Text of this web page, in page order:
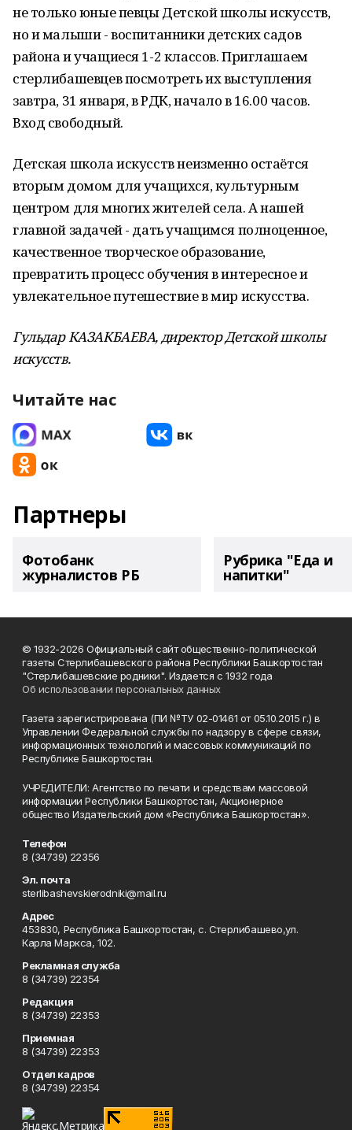
не только юные певцы Детской школы искусств,
но и малыши - воспитанники детских садов
района и учащиеся 1-2 классов. Приглашаем
стерлибашевцев посмотреть их выступления
завтра, 31 января, в РДК, начало в 16.00 часов.
Вход свободный.
Детская школа искусств неизменно остаётся
вторым домом для учащихся, культурным
центром для многих жителей села. А нашей
главной задачей - дать учащимся полноценное,
качественное творческое образование,
превратить процесс обучения в интересное и
увлекательное путешествие в мир искусства.
Гульдар КАЗАКБАЕВА, директор Детской школы
искусств.
Читайте нас
Партнеры
Фотобанк
журналистов РБ
Рубрика "Еда и
напитки"
© 1932-2026 Официальный сайт общественно-политической
газеты Стерлибашевского района Республики Башкортостан
"Стерлибашевские родники". Издается с 1932 года
Об использовании персональных данных
Газета зарегистрирована (ПИ №ТУ 02-01461 от 05.10.2015 г.) в
Управлении Федеральной службы по надзору в сфере связи,
информационных технологий и массовых коммуникаций по
Республике Башкортостан.
УЧРЕДИТЕЛИ: Агентство по печати и средствам массовой
информации Республики Башкортостан, Акционерное
общество Издательский дом «Республика Башкортостан».
Телефон
8 (34739) 22356
Эл. почта
sterlibashevskierodniki@mail.ru
Адрес
453830, Республика Башкортостан, c. Стерлибашево,ул.
Карла Маркса, 102.
Рекламная служба
8 (34739) 22354
Редакция
8 (34739) 22353
Приемная
8 (34739) 22353
Отдел кадров
8 (34739) 22354